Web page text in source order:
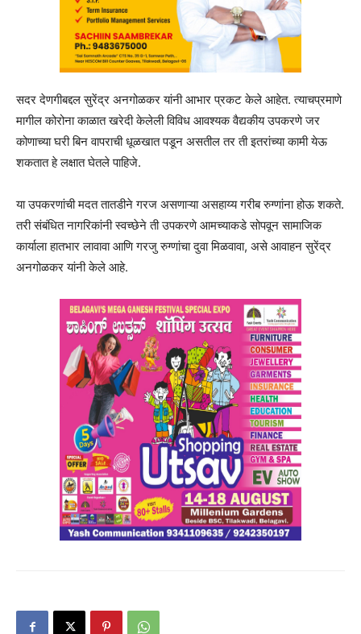
सदर देणगीबद्दल सुरेंद्र अनगोळकर यांनी आभार प्रकट केले आहेत. त्याचप्रमाणे
मागील कोरोना काळात खरेदी केलेली विविध आवश्यक वैद्यकीय उपकरणे जर
कोणाच्या घरी बिन वापराची धूळखात पडून असतील तर ती इतरांच्या कामी येऊ
शकतात हे लक्षात घेतले पाहिजे.
या उपकरणांची मदत तातडीने गरज असणाऱ्या असहाय्य गरीब रुग्णांना होऊ शकते.
तरी संबंधित नागरिकांनी स्वच्छेने ती उपकरणे आमच्याकडे सोपवून सामाजिक
कार्याला हातभार लावावा आणि गरजु रुग्णांचा दुवा मिळवावा, असे आवाहन सुरेंद्र
अनगोळकर यांनी केले आहे.